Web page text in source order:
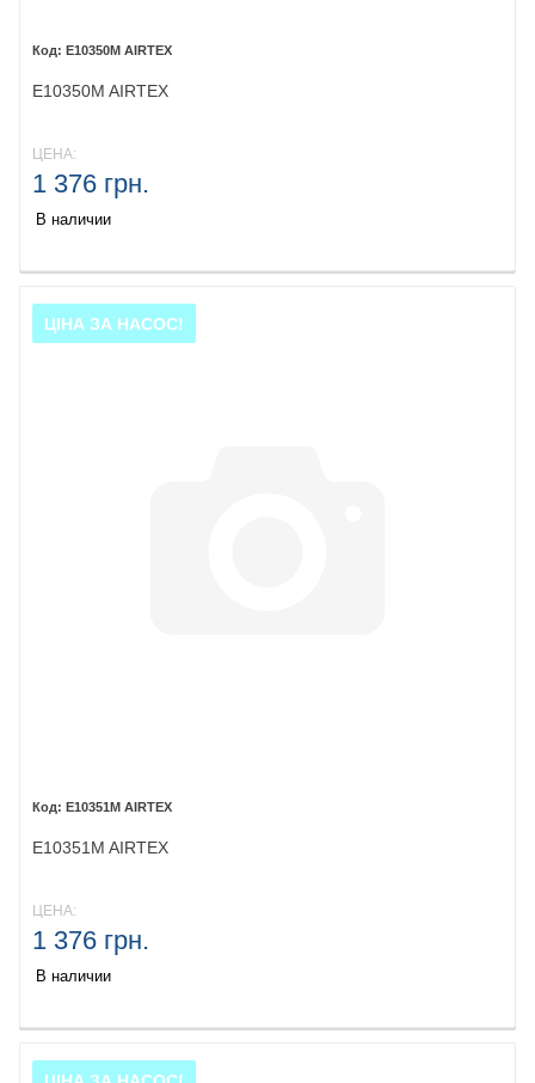
E10350M AIRTEX
E10350M AIRTEX
ЦЕНА:
1 376 грн.
В наличии
ЦІНА ЗА НАСОС!
E10351M AIRTEX
E10351M AIRTEX
ЦЕНА:
1 376 грн.
В наличии